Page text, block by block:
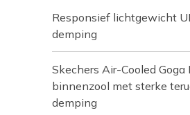
Responsief lichtgewicht
demping
Skechers Air-Cooled
binnenzool met sterke
demping